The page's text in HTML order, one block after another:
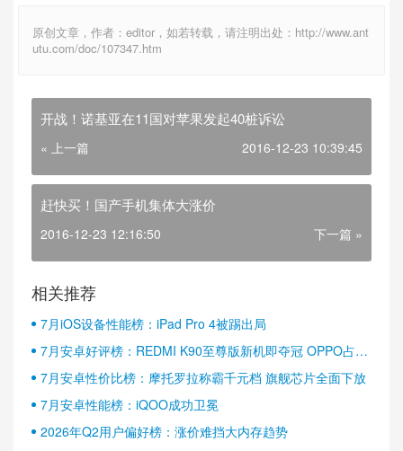
原创文章，作者：editor，如若转载，请注明出处：http://www.ant
utu.com/doc/107347.htm
开战！诺基亚在11国对苹果发起40桩诉讼
« 上一篇 2016-12-23 10:39:45
赶快买！国产手机集体大涨价
2016-12-23 12:16:50 下一篇 »
相关推荐
7月iOS设备性能榜：iPad Pro 4被踢出局
7月安卓好评榜：REDMI K90至尊版新机即夺冠 OPPO占据
半壁江山
7月安卓性价比榜：摩托罗拉称霸千元档 旗舰芯片全面下放
7月安卓性能榜：iQOO成功卫冕
2026年Q2用户偏好榜：涨价难挡大内存趋势